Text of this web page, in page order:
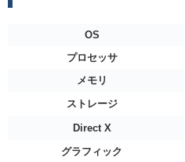
OS
プロセッサ
メモリ
ストレージ
Direct X
グラフィック